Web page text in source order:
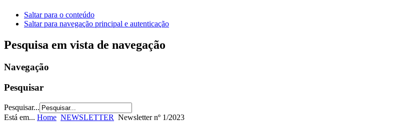
Saltar para o conteúdo
Saltar para navegação principal e autenticação
Pesquisa em vista de navegação
Navegação
Pesquisar
Pesquisar...
Está em... Home NEWSLETTER Newsletter nº 1/2023